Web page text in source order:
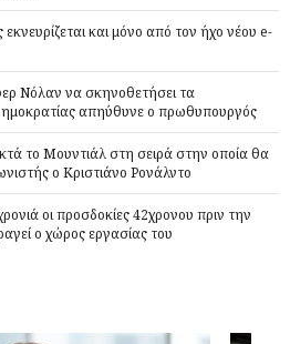
και μόνο από τον ήχο νέου e-
Νόλαν να σκηνοθετήσει τα
απηύθυνε ο πρωθυπουργός
το Μουντιάλ στη σειρά στην οποία θα
ο Κριστιάνο Ρονάλντο
οι προσδοκίες 42χρονου πριν την
ο χώρος εργασίας του